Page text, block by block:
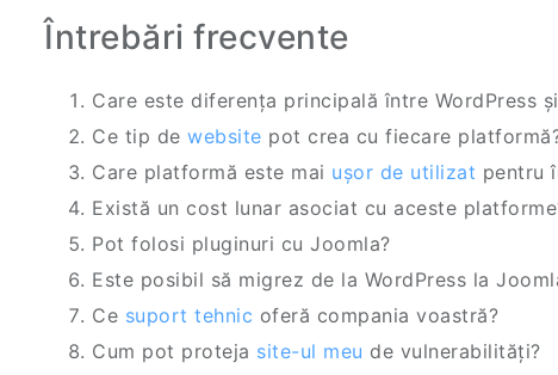
Întrebări frecvente
Care este diferența principală între WordPress
Ce tip de website pot crea cu fiecare
Care platformă este mai ușor de utilizat pentru
Există un cost lunar asociat cu aceste
Pot folosi pluginuri cu Joomla?
Este posibil să migrez de la WordPress la
Ce suport tehnic oferă compania voastră?
Cum pot proteja site-ul meu de vulnerabilități?